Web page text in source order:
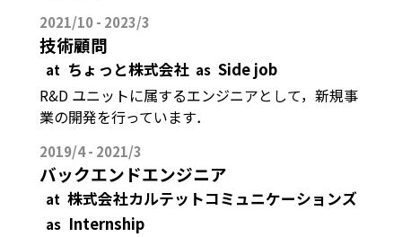
2021/10 - 2023/3
技術顧問
at ちょっと株式会社 as Side job
R&D ユニットに属するエンジニアとして，新規事
業の開発を行っています．
2019/4 - 2021/3
バックエンドエンジニア
at 株式会社カルテットコミュニケーションズ
as Internship